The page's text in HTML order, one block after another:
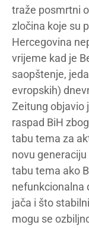
traže posmrtni
zločina koje su
Hercegovina
vrijeme kad je
saopštenje,
evropskih)
Zeitung objavio
raspad BiH
tabu tema za
novu
tabu tema ako
nefunkcionalna
jača i što
mogu se